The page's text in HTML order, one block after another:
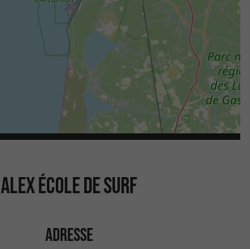
ALEX ÉCOLE DE SURF
ADRESSE